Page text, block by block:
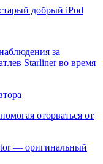
добрый iPod
за
Starliner во время
оторваться от
— оригинальный